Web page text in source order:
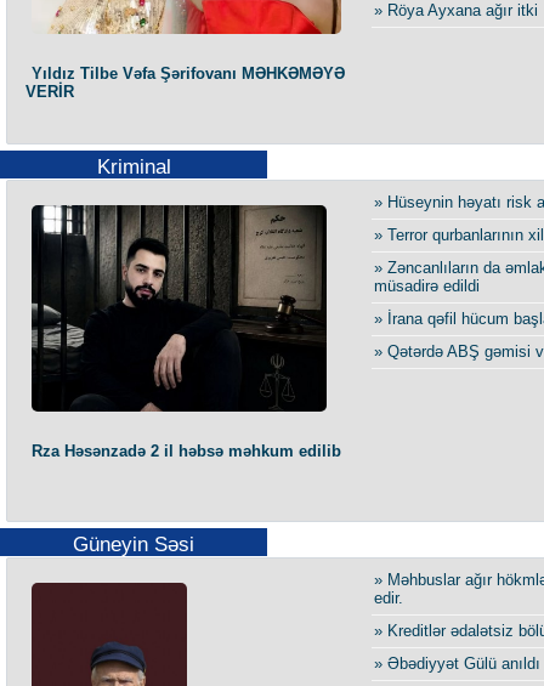
Yıldız Tilbe Vəfa Şərifovanı MƏHKƏMƏYƏ
VERİR
» Röya Ayxana ağır itki
Kriminal
Rza Həsənzadə 2 il həbsə məhkum edilib
» Hüseynin həyatı risk
» Terror qurbanlarının
» Zəncanlıların da
müsadirə edildi
» İrana qəfil hücum
» Qətərdə ABŞ gəmisi
Güneyin Səsi
» Məhbuslar ağır
edir.
» Kreditlər ədalətsiz
» Əbədiyyət Gülü anıldı